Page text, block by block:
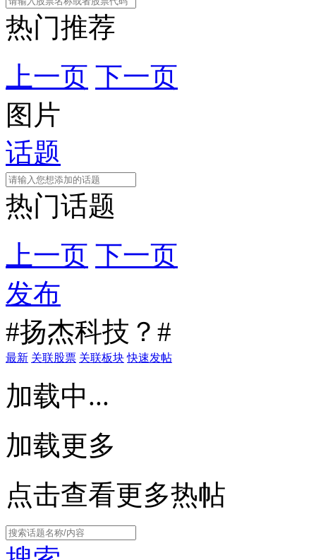
热门推荐
上一页 下一页
图片
话题
热门话题
上一页 下一页
发布
#扬杰科技？#
最新 关联股票 关联板块 快速发帖
加载中...
加载更多
点击查看更多热帖